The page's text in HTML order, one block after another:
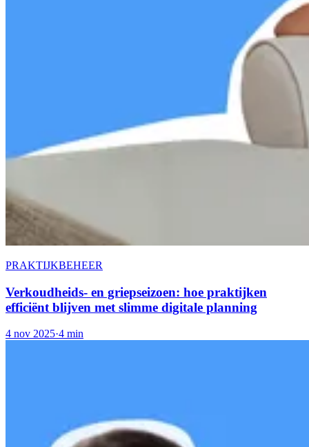
PRAKTIJKBEHEER
Verkoudheids- en griepseizoen: hoe praktijken
efficiënt blijven met slimme digitale planning
4 nov 2025·4 min